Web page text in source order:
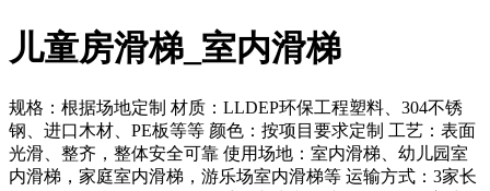
儿童房滑梯_室内滑梯
规格：根据场地定制 材质：LLDEP环保工程塑料、304不锈
钢、进口木材、PE板等等 颜色：按项目要求定制 工艺：表面
光滑、整齐，整体安全可靠 使用场地：室内滑梯、幼儿园室
内滑梯，家庭室内滑梯，游乐场室内滑梯等 运输方式：3家长